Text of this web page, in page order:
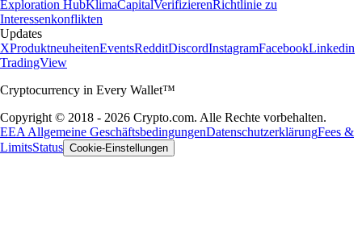
Exploration HubKlimaCapitalVerifizierenRichtlinie zu
Interessenkonflikten
Updates
XProduktneuheitenEventsRedditDiscordInstagramFacebookLinkedin
TradingView
Cryptocurrency in Every Wallet™
Copyright © 2018 - 2026 Crypto.com. Alle Rechte vorbehalten.
EEA Allgemeine GeschäftsbedingungenDatenschutzerklärungFees &
LimitsStatus Cookie-Einstellungen